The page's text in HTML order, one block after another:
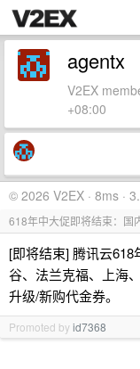
agentx
V2EX
+08:00
© 2026 V2EX · 8ms ·
618年中大促即将结束：国
[即将结束] 腾讯云
谷、法兰克福、上海
升级/新购代金券。
Promoted byid7368